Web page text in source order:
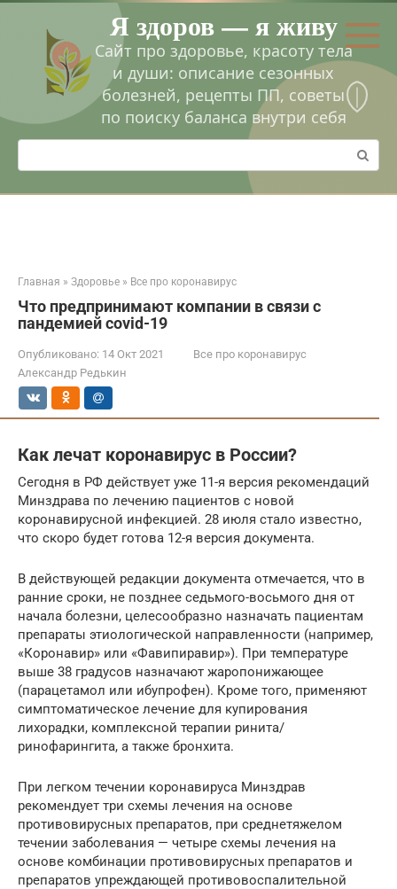
Перейти
контенту
Я здоров — я живу
Сайт про здоровье, красоту тела
и души: описание сезонных
болезней, рецепты ПП, советы
по поиску баланса внутри себя
Поиск:
Главная » Здоровье » Все про коронавирус
Что предпринимают компании в связи с
пандемией covid-19
Опубликовано: 14 Окт 2021
Все про коронавирус
Александр Редькин
Как лечат коронавирус в России?
Сегодня в РФ действует уже 11-я версия рекомендаций
Минздрава по лечению пациентов с новой
коронавирусной инфекцией. 28 июля стало известно,
что скоро будет готова 12-я версия документа.
В действующей редакции документа отмечается, что в
ранние сроки, не позднее седьмого-восьмого дня от
начала болезни, целесообразно назначать пациентам
препараты этиологической направленности (например,
«Коронавир» или «Фавипиравир»). При температуре
выше 38 градусов назначают жаропонижающее
(парацетамол или ибупрофен). Кроме того, применяют
симптоматическое лечение для купирования
лихорадки, комплексной терапии ринита/
ринофарингита, а также бронхита.
При легком течении коронавируса Минздрав
рекомендует три схемы лечения на основе
противовирусных препаратов, при среднетяжелом
течении заболевания — четыре схемы лечения на
основе комбинации противовирусных препаратов и
препаратов упреждающей противовоспалительной